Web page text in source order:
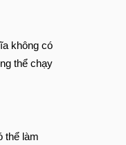
không có
thể chạy
thể làm